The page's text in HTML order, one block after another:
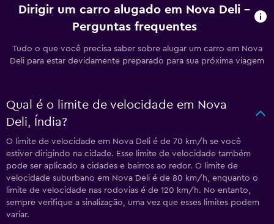
Dirigir um carro alugado em Nova Deli –
Perguntas frequentes
Tudo o que você precisa saber sobre alugar um carro em Nova
Deli para estar devidamente preparado para sua próxima viagem
Qual é o limite de velocidade em Nova
Deli, Índia?
O limite de velocidade em Nova Deli é de 70 km/h se você
estiver dirigindo na cidade. Esse limite de velocidade também
pode ser aplicado a cidades e bairros ao redor. O limite de
velocidade suburbano em Nova Deli é de 80 km/h, enquanto o
limite de velocidade nas rodovias é de 120 km/h. No entanto,
sempre verifique a sinalização, uma vez que esses limites podem
variar.